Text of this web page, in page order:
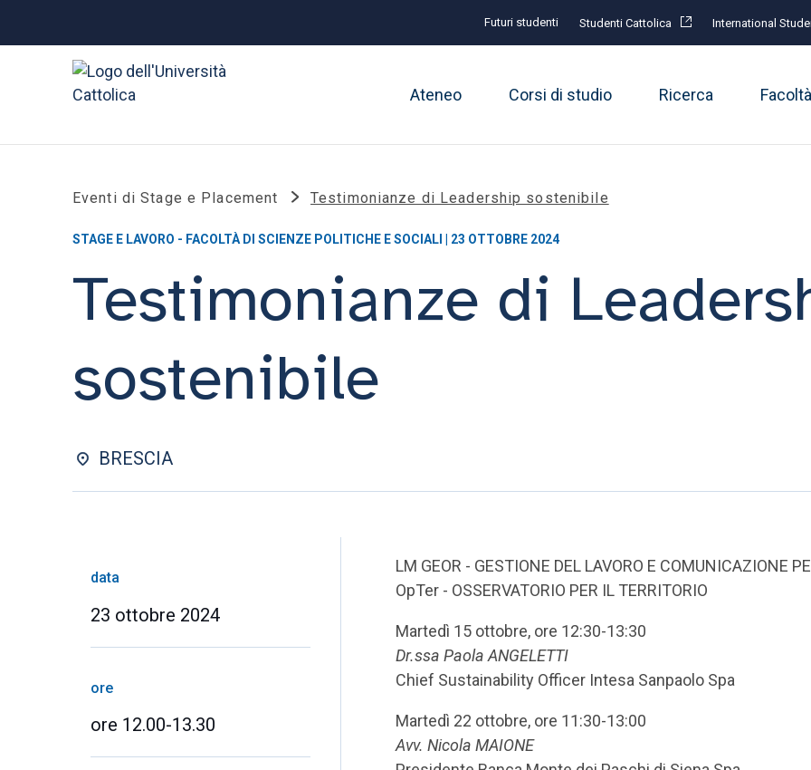
Futuri studenti Studenti Cattolica International
Ateneo Corsi di studio Ricerca
Eventi di Stage e Placement Testimonianze di Leadership sostenibile
STAGE E LAVORO - FACOLTÀ DI SCIENZE POLITICHE E SOCIALI | 23 OTTOBRE 2024
Testimonianze di
sostenibile
BRESCIA
data
23 ottobre 2024
ore
ore 12.00-13.30
LM GEOR - GESTIONE DEL LAVORO E COMUNICAZIONE
OpTer - OSSERVATORIO PER IL TERRITORIO
Martedì 15 ottobre, ore 12:30-13:30
Dr.ssa Paola ANGELETTI
Chief Sustainability Officer Intesa Sanpaolo Spa
Martedì 22 ottobre, ore 11:30-13:00
Avv. Nicola MAIONE